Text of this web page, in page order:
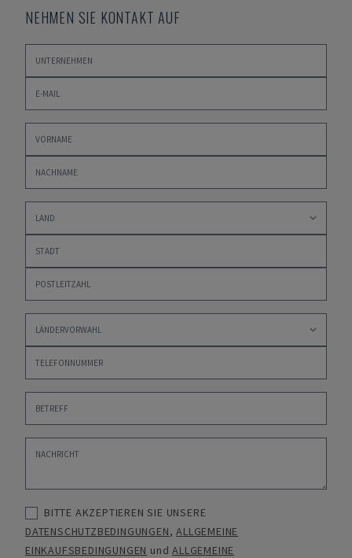
NEHMEN SIE KONTAKT AUF
BITTE AKZEPTIEREN SIE UNSERE
DATENSCHUTZBEDINGUNGEN,ALLGEMEINE
EINKAUFSBEDINGUNGEN undALLGEMEINE